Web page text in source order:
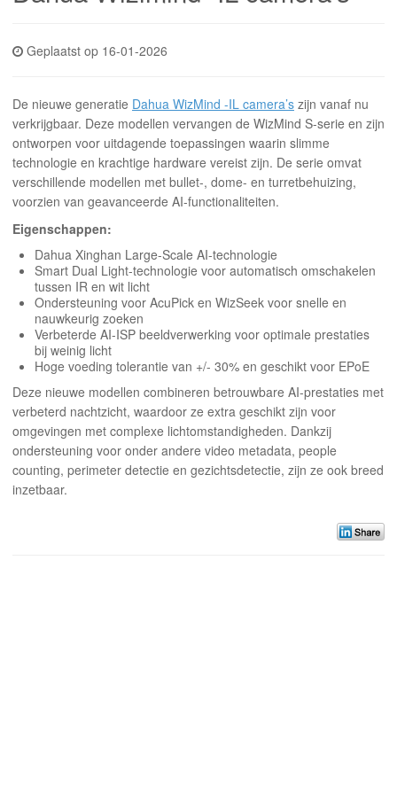
Geplaatst op 16-01-2026
De nieuwe generatie Dahua WizMind -IL camera’s zijn vanaf nu
verkrijgbaar. Deze modellen vervangen de WizMind S-serie en zijn
ontworpen voor uitdagende toepassingen waarin slimme
technologie en krachtige hardware vereist zijn. De serie omvat
verschillende modellen met bullet-, dome- en turretbehuizing,
voorzien van geavanceerde AI-functionaliteiten.
Eigenschappen:
Dahua Xinghan Large-Scale AI-technologie
Smart Dual Light-technologie voor automatisch omschakelen
tussen IR en wit licht
Ondersteuning voor AcuPick en WizSeek voor snelle en
nauwkeurig zoeken
Verbeterde AI-ISP beeldverwerking voor optimale prestaties
bij weinig licht
Hoge voeding tolerantie van +/- 30% en geschikt voor EPoE
Deze nieuwe modellen combineren betrouwbare AI-prestaties met
verbeterd nachtzicht, waardoor ze extra geschikt zijn voor
omgevingen met complexe lichtomstandigheden. Dankzij
ondersteuning voor onder andere video metadata, people
counting, perimeter detectie en gezichtsdetectie, zijn ze ook breed
inzetbaar.